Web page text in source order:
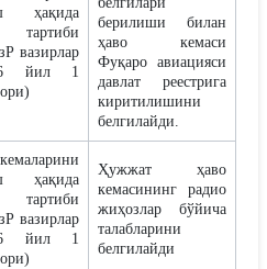
ҳақида
тартиби
вазирлар
йил 1
берилиши билан
ҳаво кемаси
Фуқаро авиацияси
давлат реестрига
киритилишини
белгилайди.
ҳақида
тартиби
вазирлар
йил 1
Ҳужжат ҳаво
кемасининг радио
жиҳозлар бўйича
талабларини
белгилайди